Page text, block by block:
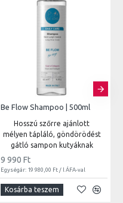
Be Flow Shampoo | 500ml
Hosszú szőrre ajánlott
mélyen tápláló, göndörödést
gátló sampon kutyáknak
9 990 Ft
Egységár: 19 980,00 Ft / l ÁFA-val
Kosárba teszem